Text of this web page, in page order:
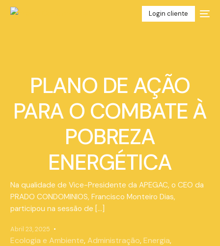
Login cliente
PLANO DE AÇÃO
PARA O COMBATE À
POBREZA
ENERGÉTICA
Na qualidade de Vice-Presidente da APEGAC, o CEO da
PRADO CONDOMINIOS, Francisco Monteiro Dias,
participou na sessão de […]
Abril 23, 2025
Ecologia e Ambiente,Administração,Energia,